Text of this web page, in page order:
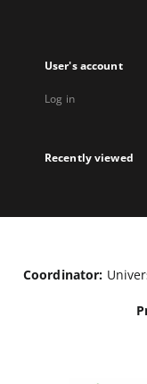
User's account
Log in
Recently viewed
Coordinator: